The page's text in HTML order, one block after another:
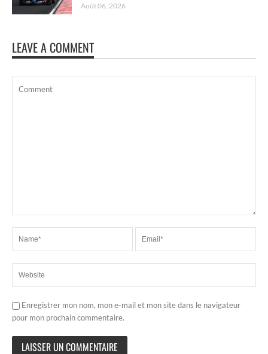
Août 06, 2026
LEAVE A COMMENT
Enregistrer mon nom, mon e-mail et mon site dans le navigateur
pour mon prochain commentaire.